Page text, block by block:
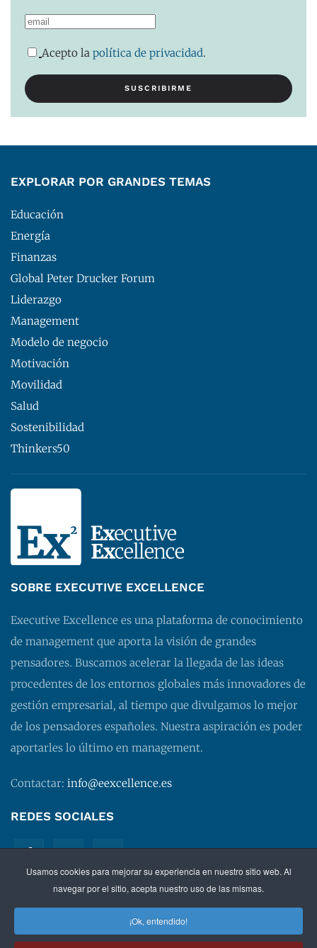
Usamos cookies para mejorar su experiencia en nuestro sitio web. Al
navegar por el sitio, acepta nuestro uso de las mismas.
¡Ok, entendido!
Acepto la política de privacidad.
EXPLORAR POR GRANDES TEMAS
Educación
Energía
Finanzas
Global Peter Drucker Forum
Liderazgo
Management
Modelo de negocio
Motivación
Movilidad
Salud
Sostenibilidad
Thinkers50
SOBRE EXECUTIVE EXCELLENCE
Executive Excellence es una plataforma de conocimiento
de management que aporta la visión de grandes
pensadores. Buscamos acelerar la llegada de las ideas
procedentes de los entornos globales más innovadores de
gestión empresarial, al tiempo que divulgamos lo mejor
de los pensadores españoles. Nuestra aspiración es poder
aportarles lo último en management.
Contactar: info@eexcellence.es
REDES SOCIALES
©2026 EXECUTIVE EXCELLENCE.Managementpara